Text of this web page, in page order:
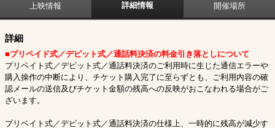
上映情報 詳細情報 開催場所
詳細
■プリペイド式／デビット式／通話料決済の料金引き落としについて
プリベイト式／デビット式／通話料決済のご利用時に生じた通信エラーや
購入操作の中断により、チケット購入完了に至らずとも、ご利用内容の確
認メールの送信及びチケット金額の残高への反映がおこなわれる場合がご
ざいます。
プリベイト式／デビット式／通話料決済の仕様上、一時的に残高が減少す